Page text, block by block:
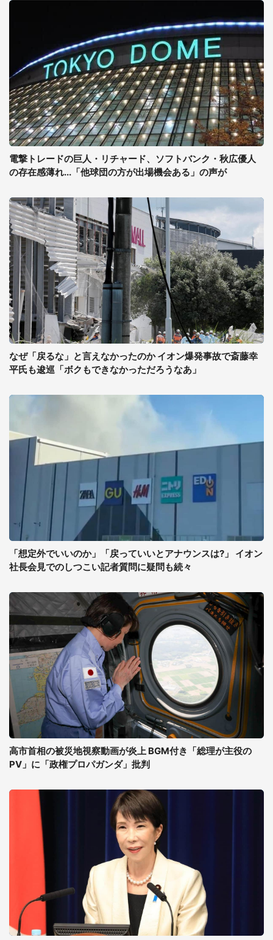
電撃トレードの巨人・リチャード、ソフトバンク・秋広優人
の存在感薄れ...「他球団の方が出場機会ある」の声が
なぜ「戻るな」と言えなかったのか イオン爆発事故で斎藤幸
平氏も逡巡「ボクもできなかっただろうなあ」
「想定外でいいのか」「戻っていいとアナウンスは?」 イオン
社長会見でのしつこい記者質問に疑問も続々
高市首相の被災地視察動画が炎上 BGM付き「総理が主役の
PV」に「政権プロパガンダ」批判